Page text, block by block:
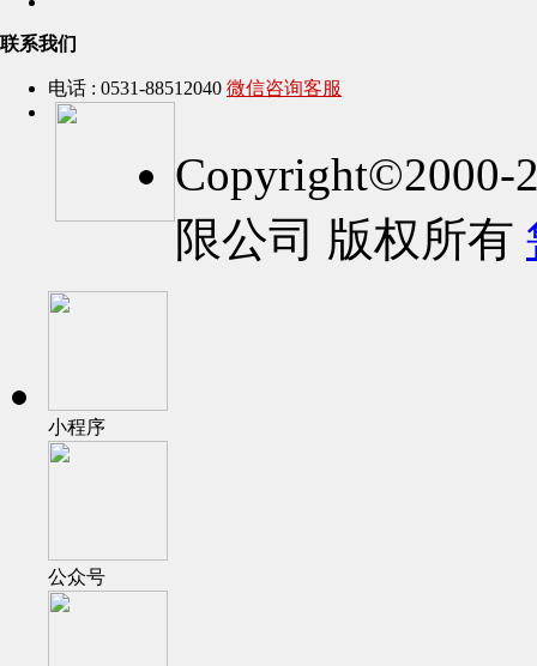
联系我们
电话 : 0531-88512040 微信咨询客服
Copyright©2000-
限公司 版权所有
小程序
公众号